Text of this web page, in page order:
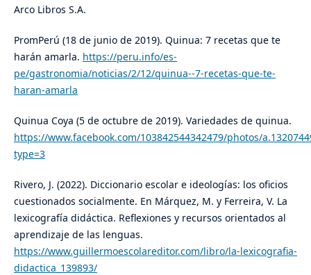
Arco Libros S.A.
PromPerú (18 de junio de 2019). Quinua: 7 recetas que te
harán amarla. https://peru.info/es-
pe/gastronomia/noticias/2/12/quinua--7-recetas-que-te-
haran-amarla
Quinua Coya (5 de octubre de 2019). Variedades de quinua.
https://www.facebook.com/103842544342479/photos/
type=3
Rivero, J. (2022). Diccionario escolar e ideologías: los oficios
cuestionados socialmente. En Márquez, M. y Ferreira, V. La
lexicografía didáctica. Reflexiones y recursos orientados al
aprendizaje de las lenguas.
https://www.guillermoescolareditor.com/libro/la-lexicografia-
didactica_139893/